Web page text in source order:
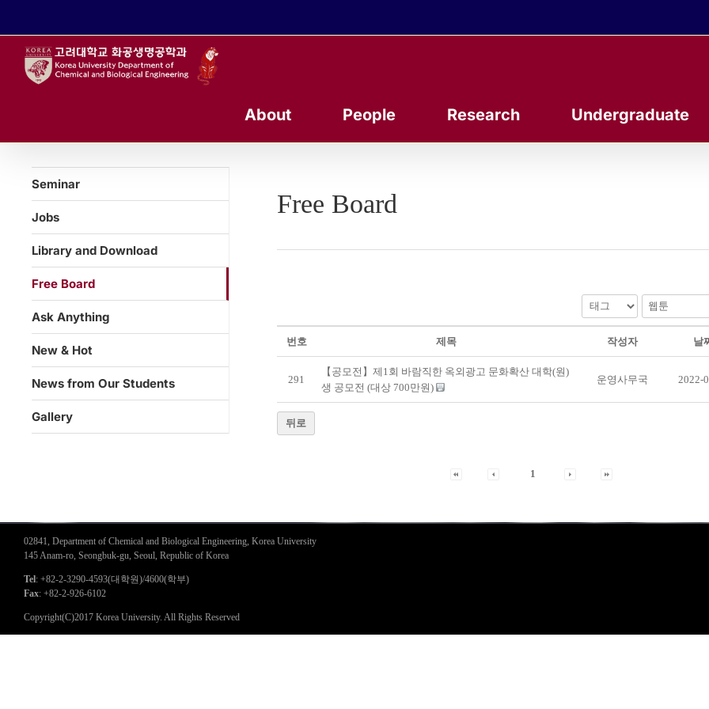
About People Research Undergraduate
Free Board
번호 제목 작성자 날
291
【공모전】제1회 바람직한 옥외광고 문화확산 대학(원)
생 공모전 (대상 700만원)
운영사무국 2022-
뒤로
1
Seminar
Jobs
Library and Download
Free Board
Ask Anything
New & Hot
News from Our Students
Gallery
02841, Department of Chemical and Biological Engineering, Korea University
145 Anam-ro, Seongbuk-gu, Seoul, Republic of Korea
Tel: +82-2-3290-4593(대학원)/4600(학부)
Fax: +82-2-926-6102
Copyright(C)2017 Korea University. All Rights Reserved